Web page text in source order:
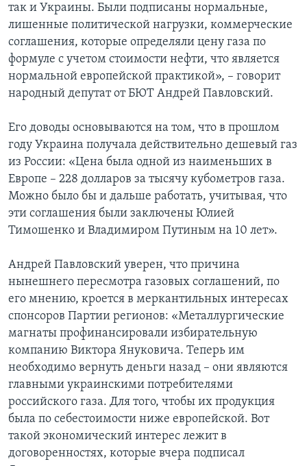
так и Украины. Были подписаны нормальные,
лишенные политической нагрузки, коммерческие
соглашения, которые определяли цену газа по
формуле с учетом стоимости нефти, что является
нормальной европейской практикой», – говорит
народный депутат от БЮТ Андрей Павловский.
Его доводы основываются на том, что в прошлом
году Украина получала действительно дешевый газ
из России: «Цена была одной из наименьших в
Европе – 228 долларов за тысячу кубометров газа.
Можно было бы и дальше работать, учитывая, что
эти соглашения были заключены Юлией
Тимошенко и Владимиром Путиным на 10 лет».
Андрей Павловский уверен, что причина
нынешнего пересмотра газовых соглашений, по
его мнению, кроется в меркантильных интересах
спонсоров Партии регионов: «Металлургические
магнаты профинансировали избирательную
компанию Виктора Януковича. Теперь им
необходимо вернуть деньги назад – они являются
главными украинскими потребителями
российского газа. Для того, чтобы их продукция
была по себестоимости ниже европейской. Вот
такой экономический интерес лежит в
договоренностях, которые вчера подписал